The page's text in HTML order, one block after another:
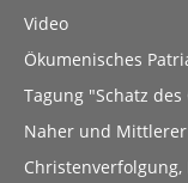
Video
Ökumenisches
Tagung "Schatz
Naher und
Christenverfolgung,